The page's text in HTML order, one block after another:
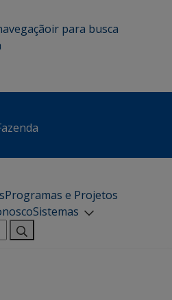
ir para busca
Programas e Projetos
Sistemas